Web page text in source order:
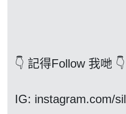
👇 記得Follow 我哋 👇
IG: instagram.com/